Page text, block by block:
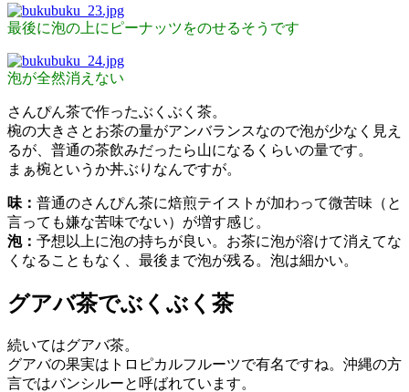
最後に泡の上にピーナッツをのせるそうです
泡が全然消えない
さんぴん茶で作ったぶくぶく茶。
椀の大きさとお茶の量がアンバランスなので泡が少なく見え
るが、普通の茶飲みだったら山になるくらいの量です。
まぁ椀というか丼ぶりなんですが。
味： 普通のさんぴん茶に焙煎テイストが加わって微苦味（と
言っても嫌な苦味でない）が増す感じ。
泡： 予想以上に泡の持ちが良い。お茶に泡が溶けて消えてな
くなることもなく、最後まで泡が残る。泡は細かい。
グアバ茶でぶくぶく茶
続いてはグアバ茶。
グアバの果実はトロピカルフルーツで有名ですね。沖縄の方
言ではバンシルーと呼ばれています。